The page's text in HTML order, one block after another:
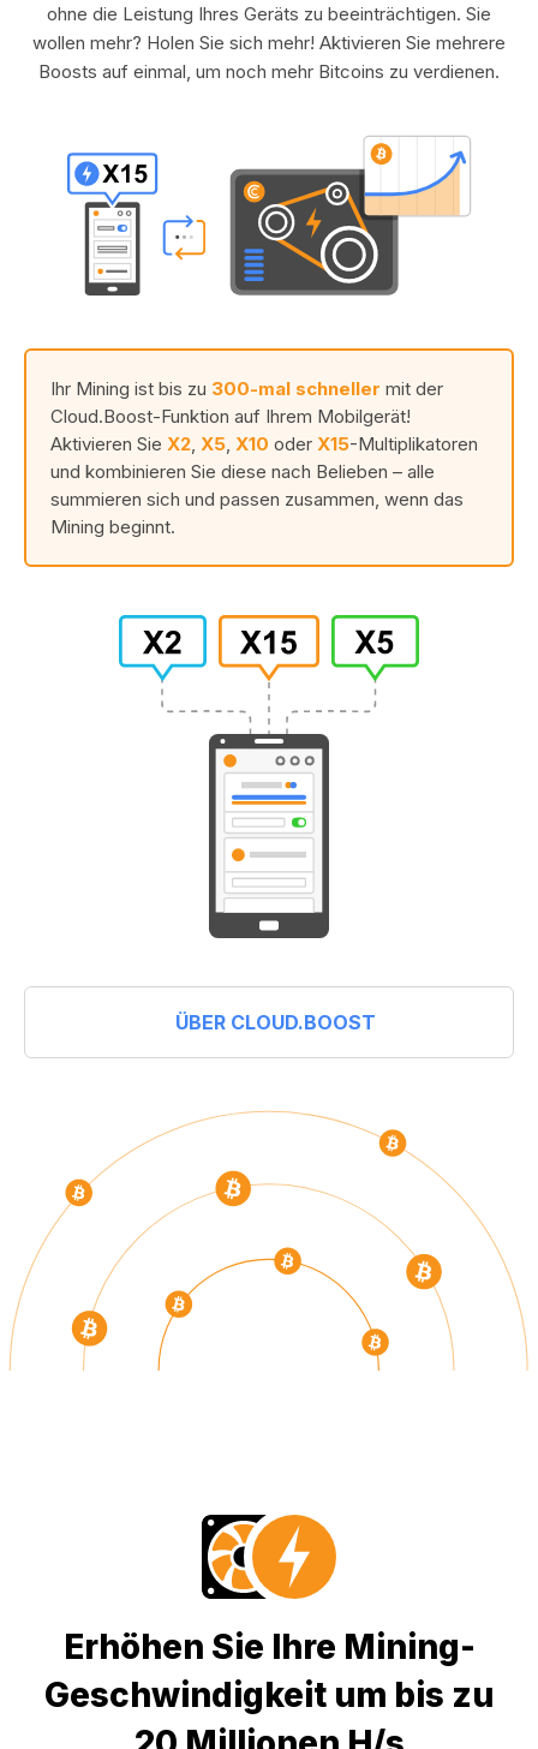
ohne die Leistung Ihres Geräts zu beeinträchtigen. Sie
wollen mehr? Holen Sie sich mehr! Aktivieren Sie mehrere
Boosts auf einmal, um noch mehr Bitcoins zu verdienen.
Ihr Mining ist bis zu 300-mal schneller mit der
Cloud.Boost-Funktion auf Ihrem Mobilgerät!
Aktivieren Sie X2 X5 X10 oder X15-Multiplikatoren
und kombinieren Sie diese nach Belieben – alle
summieren sich und passen zusammen, wenn das
Mining beginnt.
ÜBER CLOUD.BOOST
Erhöhen Sie Ihre Mining-
Geschwindigkeit um bis zu